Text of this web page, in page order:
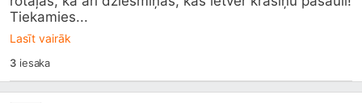
Tiekamies...
Lasīt vairāk
3iesaka